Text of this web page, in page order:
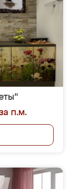
п.м.